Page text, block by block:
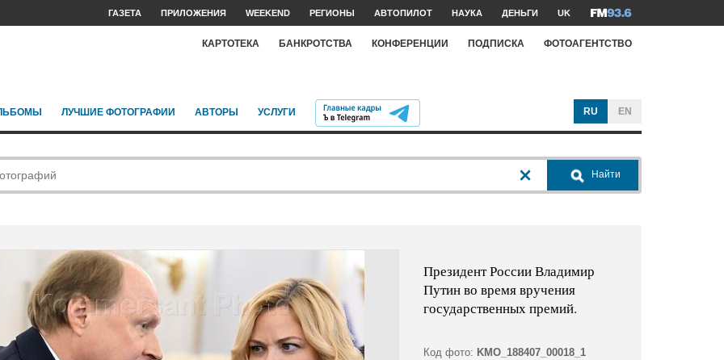
ГАЗЕТА ПРИЛОЖЕНИЯ WEEKEND РЕГИОНЫ АВТОПИЛОТ НАУКА ДЕНЬГИ UK
КАРТОТЕКА БАНКРОТСТВА КОНФЕРЕНЦИИ ПОДПИСКА ФОТОАГЕНТСТВО
ЛУЧШИЕ ФОТОГРАФИИ АВТОРЫ УСЛУГИ RU EN
Найти
Президент России Владимир
Путин во время вручения
государственных премий.
Код фото: KMO_188407_00018_1